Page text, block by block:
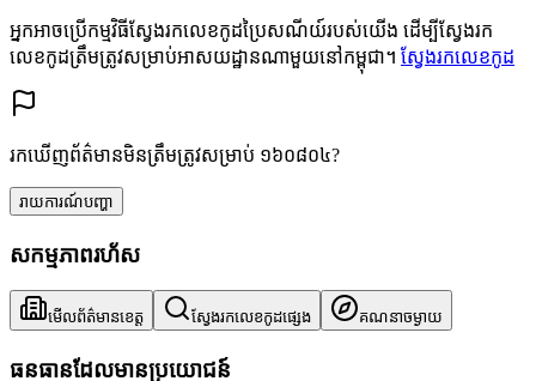
អ្នកអាចប្រើកម្មវិធីស្វែងរកលេខកូដប្រៃសណីយ៍របស់យើង ដើម្បីស្វែងរក
លេខកូដត្រឹមត្រូវសម្រាប់អាសយដ្ឋានណាមួយនៅកម្ពុជា។ ស្វែងរកលេខកូដ
រកឃើញព័ត៌មានមិនត្រឹមត្រូវសម្រាប់ ១៦០៨០៤?
រាយការណ៍បញ្ហា
សកម្មភាពរហ័ស
មើលព័ត៌មានខេត្ត ស្វែងរកលេខកូដផ្សេង គណនាចម្ងាយ
ធនធានដែលមានប្រយោជន៍